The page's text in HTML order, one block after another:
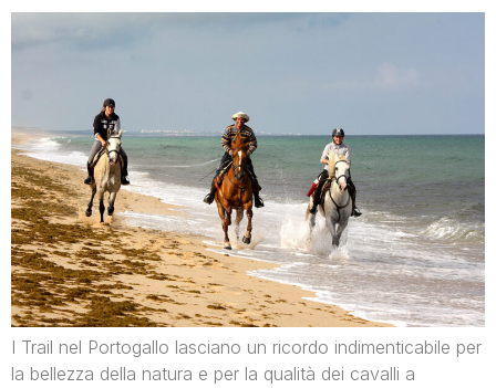
I Trail nel Portogallo lasciano un ricordo indimenticabile per
la bellezza della natura e per la qualità dei cavalli a